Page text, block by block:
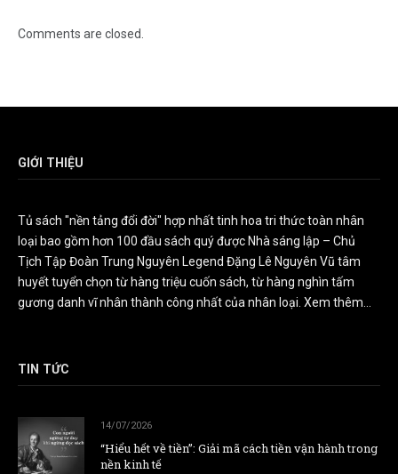
Comments are closed.
GIỚI THIỆU
Tủ sách "nền tảng đổi đời" hợp nhất tinh hoa tri thức toàn nhân
loại bao gồm hơn 100 đầu sách quý được Nhà sáng lập – Chủ
Tịch Tập Đoàn Trung Nguyên Legend Đặng Lê Nguyên Vũ tâm
huyết tuyển chọn từ hàng triệu cuốn sách, từ hàng nghìn tấm
gương danh vĩ nhân thành công nhất của nhân loại. Xem thêm...
TIN TỨC
14/07/2026
“Hiểu hết về tiền”: Giải mã cách tiền vận hành trong
nền kinh tế